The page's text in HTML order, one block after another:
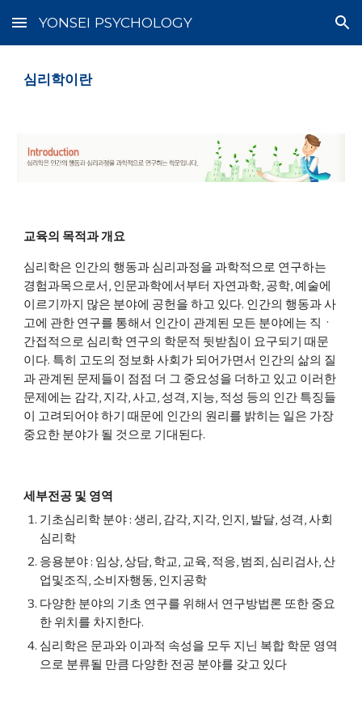
Skip to main content Skip to navigation
YONSEI PSYCHOLOGY
심리학이란
교육의 목적과 개요
심리학은 인간의 행동과 심리과정을 과학적으로 연구하는
경험과목으로서, 인문과학에서부터 자연과학, 공학, 예술에
이르기까지 많은 분야에 공헌을 하고 있다. 인간의 행동과 사
고에 관한 연구를 통해서 인간이 관계된 모든 분야에는 직ㆍ
간접적으로 심리학 연구의 학문적 뒷받침이 요구되기 때문
이다. 특히 고도의 정보화 사회가 되어가면서 인간의 삶의 질
과 관계된 문제들이 점점 더 그 중요성을 더하고 있고 이러한
문제에는 감각, 지각, 사고, 성격, 지능, 적성 등의 인간 특징들
이 고려되어야 하기 때문에 인간의 원리를 밝히는 일은 가장
중요한 분야가 될 것으로 기대된다.
세부전공 및 영역
기초심리학 분야 : 생리, 감각, 지각, 인지, 발달, 성격, 사회
심리학
응용분야 : 임상, 상담, 학교, 교육, 적응, 범죄, 심리검사, 산
업및조직, 소비자행동, 인지공학
다양한 분야의 기초 연구를 위해서 연구방법론 또한 중요
한 위치를 차지한다.
심리학은 문과와 이과적 속성을 모두 지닌 복합 학문 영역
으로 분류될 만큼 다양한 전공 분야를 갖고 있다